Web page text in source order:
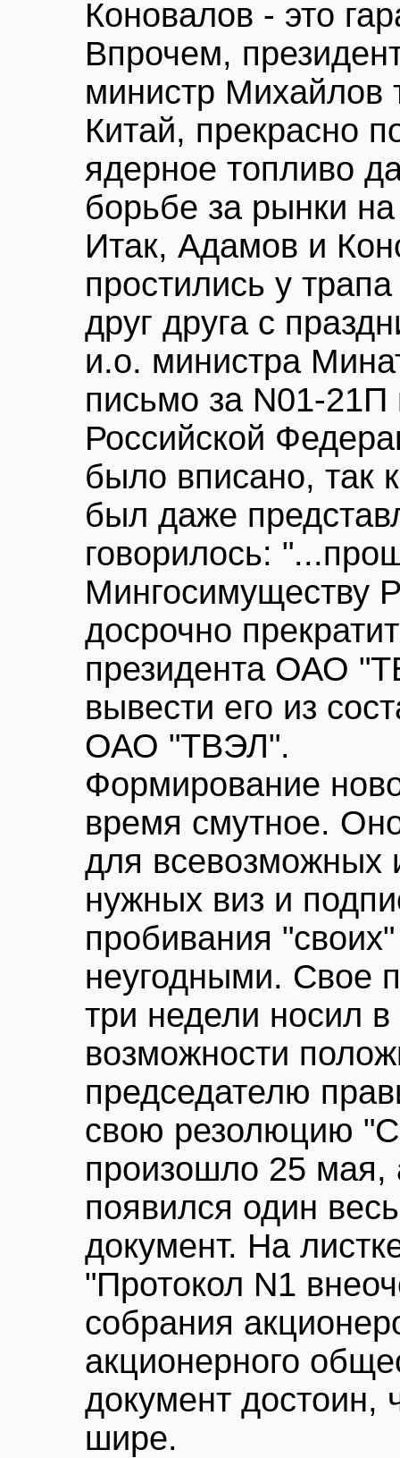
Коновалов - это
Впрочем,
министр Михайлов
Китай, прекрасно
ядерное топливо
борьбе за рынки
Итак, Адамов и
простились у
друг друга с
и.о. министра
письмо за N01-21П
Российской
было вписано, так
был даже
говорилось:
Мингосимуществу
досрочно
президента ОАО
вывести его из
ОАО "ТВЭЛ".
Формирование
время смутное.
для всевозможных
нужных виз и
пробивания
неугодными. Свое
три недели носил
возможности
председателю
свою резолюцию
произошло 25 мая,
появился один
документ. На
"Протокол N1
собрания
акционерного
документ достоин,
шире.